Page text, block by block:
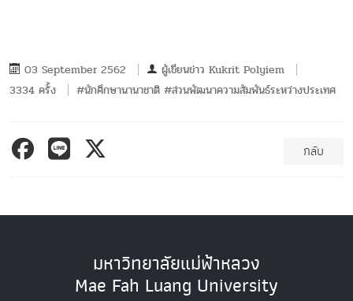
03 September 2562 ผู้เขียนข่าว Kukrit Polyiem
3334 ครั้ง
#นักศึกษานานาชาติ #ส่วนพัฒนาความสัมพันธ์ระหว่างประเทศ
กลับ
มหาวิทยาลัยแม่ฟ้าหลวง
Mae Fah Luang University